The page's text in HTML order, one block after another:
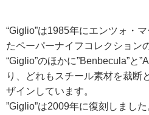
“Giglio”は1985年にエンツォ・
たペーパーナイフコレクション
“Giglio”のほかに”Benbecula”と
り、どれもスチール素材を裁断
ザインしています。
”Giglio”は2009年に復刻しました